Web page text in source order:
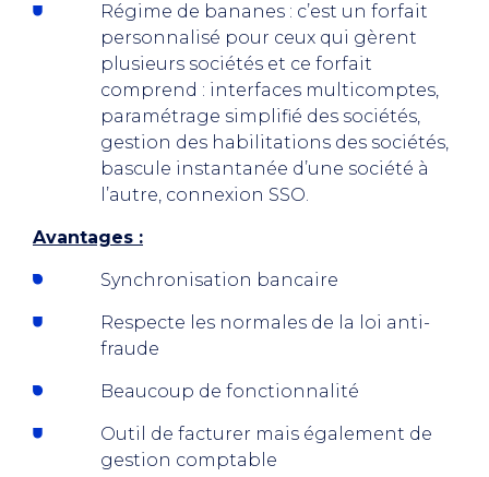
Régime de bananes : c’est un forfait
personnalisé pour ceux qui gèrent
plusieurs sociétés et ce forfait
comprend : interfaces multicomptes,
paramétrage simplifié des sociétés,
gestion des habilitations des sociétés,
bascule instantanée d’une société à
l’autre, connexion SSO.
Avantages :
Synchronisation bancaire
Respecte les normales de la loi anti-
fraude
Beaucoup de fonctionnalité
Outil de facturer mais également de
gestion comptable